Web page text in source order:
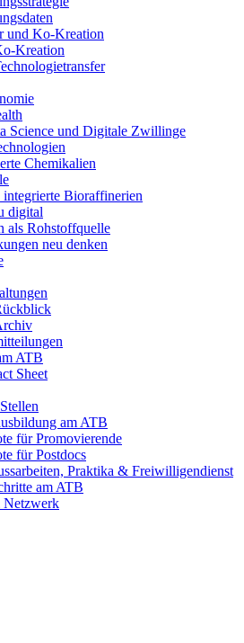
und Ko-Kreation
Kreation
Science und Digitale Zwillinge
Chemikalien
integrierte Bioraffinerien
digital
als Rohstoffquelle
neu denken
ATB
Sheet
am ATB
für Promovierende
für Postdocs
Praktika & Freiwilligendienst
am ATB